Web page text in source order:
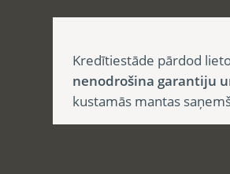
Kredītiestāde pārdod
nenodrošina garantiju
kustamās mantas